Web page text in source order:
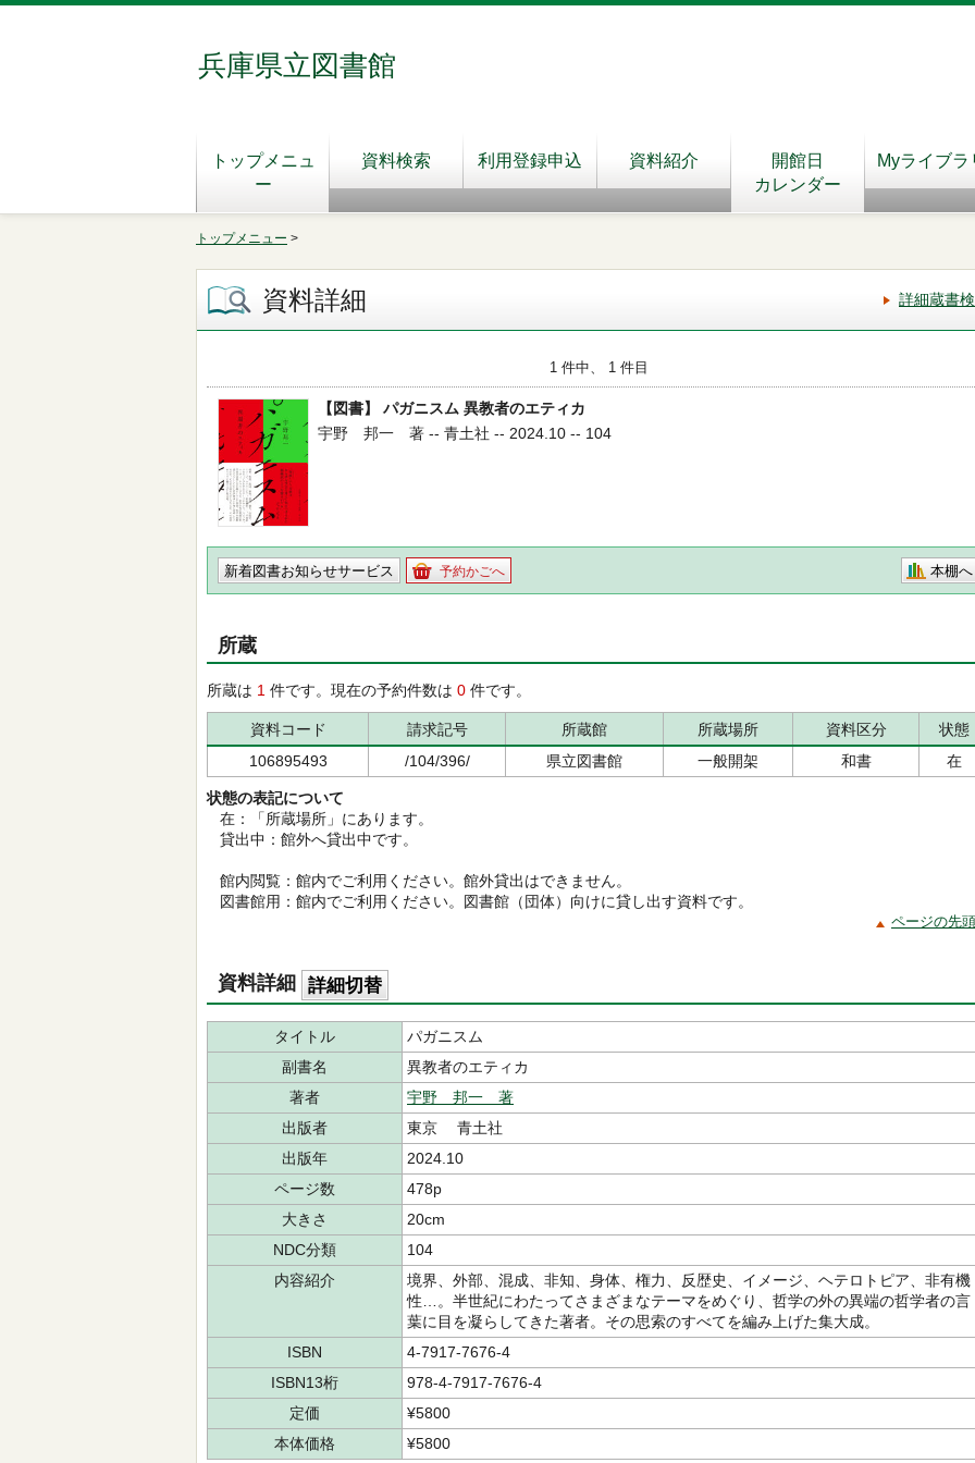
兵庫県立図書館
トップメニュ
ー
資料検索 利用登録申込 資料紹介
開館日
カレンダー
Myライブラ
トップメニュー >
資料詳細 詳細蔵書
1 件中、 1 件目
【図書】 パガニスム 異教者のエティカ
宇野 邦一 著 -- 青土社 -- 2024.10 -- 104
新着図書お知らせサービス 予約かごへ 本棚へ
所蔵
所蔵は 1 件です。現在の予約件数は 0 件です。
資料コード 請求記号 所蔵館 所蔵場所 資料区分
状態
106895493
/104/396/ 県立図書館 一般開架 和書 在
状態の表記について
在：「所蔵場所」にあります。
貸出中：館外へ貸出中です。
館内閲覧：館内でご利用ください。館外貸出はできません。
図書館用：館内でご利用ください。図書館（団体）向けに貸し出す資料です。
ページの先
資料詳細 詳細切替
タイトル
パガニスム
副書名
異教者のエティカ
著者
宇野 邦一 著
出版者
東京 青土社
出版年
2024.10
ページ数
478p
大きさ
20cm
NDC分類
104
内容紹介
境界、外部、混成、非知、身体、権力、反歴史、イメージ、ヘテロトピア、非有機
性…。半世紀にわたってさまざまなテーマをめぐり、哲学の外の異端の哲学者の言
葉に目を凝らしてきた著者。その思索のすべてを編み上げた集大成。
ISBN
4-7917-7676-4
ISBN13桁
978-4-7917-7676-4
定価
¥5800
本体価格
¥5800